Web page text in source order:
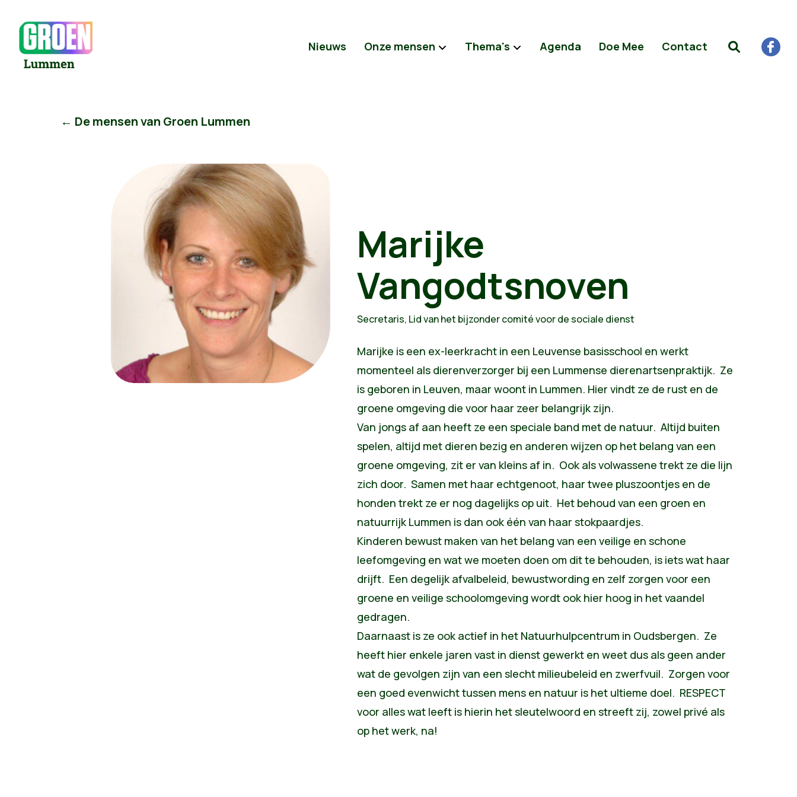
Nieuws Onze mensen Thema's Agenda Doe Mee Contact
← De mensen van Groen Lummen
Marijke
Vangodtsnoven
Secretaris, Lid van het bijzonder comité voor de sociale dienst
Marijke is een ex-leerkracht in een Leuvense basisschool en werkt
momenteel als dierenverzorger bij een Lummense dierenartsenpraktijk. Ze
is geboren in Leuven, maar woont in Lummen. Hier vindt ze de rust en de
groene omgeving die voor haar zeer belangrijk zijn.
Van jongs af aan heeft ze een speciale band met de natuur. Altijd buiten
spelen, altijd met dieren bezig en anderen wijzen op het belang van een
groene omgeving, zit er van kleins af in. Ook als volwassene trekt ze die lijn
zich door. Samen met haar echtgenoot, haar twee pluszoontjes en de
honden trekt ze er nog dagelijks op uit. Het behoud van een groen en
natuurrijk Lummen is dan ook één van haar stokpaardjes.
Kinderen bewust maken van het belang van een veilige en schone
leefomgeving en wat we moeten doen om dit te behouden, is iets wat haar
drijft. Een degelijk afvalbeleid, bewustwording en zelf zorgen voor een
groene en veilige schoolomgeving wordt ook hier hoog in het vaandel
gedragen.
Daarnaast is ze ook actief in het Natuurhulpcentrum in Oudsbergen. Ze
heeft hier enkele jaren vast in dienst gewerkt en weet dus als geen ander
wat de gevolgen zijn van een slecht milieubeleid en zwerfvuil. Zorgen voor
een goed evenwicht tussen mens en natuur is het ultieme doel. RESPECT
voor alles wat leeft is hierin het sleutelwoord en streeft zij, zowel privé als
op het werk, na!